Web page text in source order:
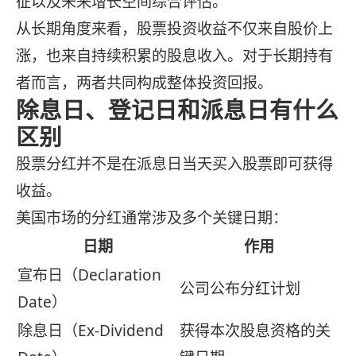
从长期角度来看，股票投资收益不仅来自股价上
涨，也来自持续积累的股息收入。对于长期持有
者而言，两者共同构成整体投资回报。
除息日、登记日和派息日有什么
区别
股票分红并不是在派息日当天买入股票即可获得
收益。
美国市场的分红通常涉及多个关键日期：
日期
作用
宣布日（Declaration
Date）
公司公布分红计划
除息日（Ex-Dividend
获得本次股息资格的关